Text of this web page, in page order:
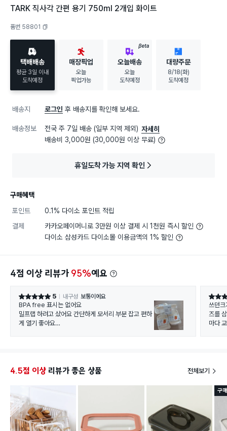
TARK 직사각 간편 용기 750ml 2개입 화이트
품번 58801
택배배송
평균 3일 이내
도착예정
매장픽업
오늘
픽업가능
BETA
오늘배송
오늘
도착예정
대량주문
8/18(화)
도착예정
배송지 로그인 후 배송지를 확인해 보세요.
배송정보 전국 주 7일 배송 (일부 지역 제외) 자세히
배송비 3,000원 (30,000원 이상 무료)
휴일도착 가능 지역 확인
구매혜택
포인트
0.1% 다이소 포인트 적립
결제
카카오페이머니로 3만원 이상 결제 시 1천원 즉시 할인
다이소 삼성카드 다이소몰 이용금액의 1% 할인
4점 이상 리뷰가 95%예요
별점 5점 5 내구성 보통이에요
BPA free 표시는 없어요
밀프랩 하려고 샀어요 간단하게 모서리 부분 잡고 편하
게 열기 좋아요
별점 5
쓰던크
즈를
마다
4.5점 이상 리뷰가 좋은 상품 전체보기
구